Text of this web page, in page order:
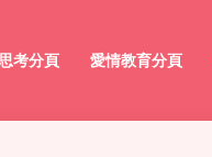
考分頁 愛情教育分頁